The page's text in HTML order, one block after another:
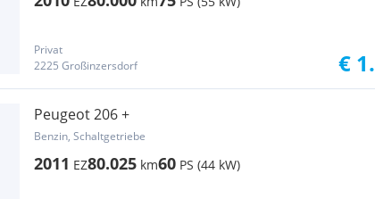
Privat
2225 Großinzersdorf
€
Peugeot 206 +
Benzin, Schaltgetriebe
2011 EZ80.025 km60 PS (44 kW)